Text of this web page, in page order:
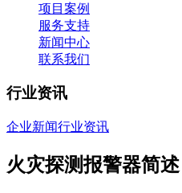
项目案例
服务支持
新闻中心
联系我们
行业资讯
企业新闻行业资讯
火灾探测报警器简述